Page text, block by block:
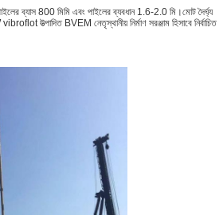
ব্যাস 800 মিমি এবং পাইলের ব্যবধান 1.6-2.0 মি।মোট দৈর্ঘ্য
উত্পাদিত BVEM নেতৃস্থানীয় নির্মাণ সরঞ্জাম হিসাবে নির্বাচিত